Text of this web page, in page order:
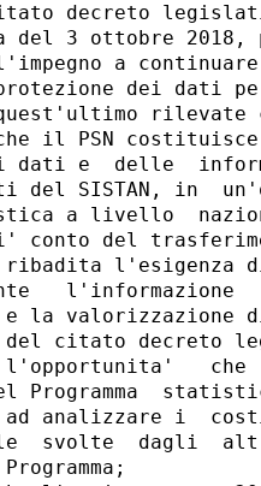
decreto
del 3 ottobre 2018,
l'impegno a
dei dati
il PSN
dati e  delle
SISTAN, in
a livello
conto del
l'esigenza
e la
citato decreto
che
Programma
ad analizzare i
svolte  dagli